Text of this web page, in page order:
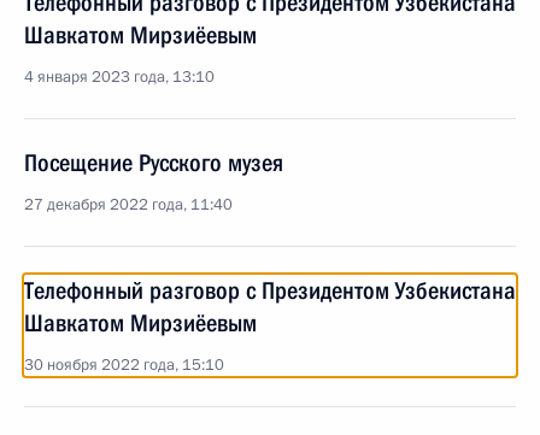
Шавкатом Мирзиёевым
4 января 2023 года, 13:10
Посещение Русского музея
27 декабря 2022 года, 11:40
Телефонный разговор с Президентом Узбекистана
Шавкатом Мирзиёевым
30 ноября 2022 года, 15:10